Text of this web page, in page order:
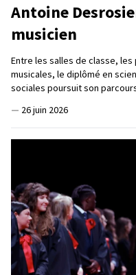
Antoine
musicien
Entre les salles de classe,
musicales, le diplômé en
sociales poursuit son
— 26 juin 2026